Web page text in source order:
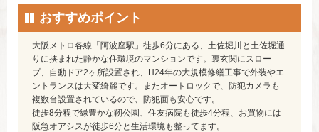
おすすめポイント
大阪メトロ各線「阿波座駅」徒歩6分にある、土佐堀川と土佐堀通
りに挟まれた静かな住環境のマンションです。裏玄関にスロー
プ、自動ドア2ヶ所設置され、H24年の大規模修繕工事で外装やエ
ントランスは大変綺麗です。またオートロックで、防犯カメラも
複数台設置されているので、防犯面も安心です。
徒歩8分程で緑豊かな靭公園、住友病院も徒歩4分程、お買物には
阪急オアシスが徒歩6分と生活環境も整ってます。